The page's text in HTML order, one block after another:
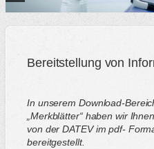
Bereitstellung von
In unserem Download-
„Merkblätter“ haben wir
von der DATEV im pdf-
bereitgestellt.